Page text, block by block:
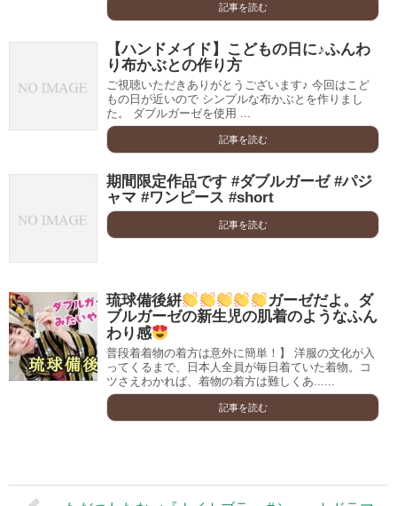
記事を読む
【ハンドメイド】こどもの日に♪ふんわ
り布かぶとの作り方
ご視聴いただきありがとうございます♪ 今回はこど
もの日が近いので シンプルな布かぶとを作りまし
た。 ダブルガーゼを使用 ...
記事を読む
期間限定作品です #ダブルガーゼ #パジ
ャマ #ワンピース #short
記事を読む
琉球備後絣
ガーゼだよ。ダ
ブルガーゼの新生児の肌着のようなふん
わり感
普段着着物の着方は意外に簡単！】 洋服の文化が入
ってくるまで、日本人全員が毎日着ていた着物。コ
ツさえわかれば、着物の着方は難しくあ......
記事を読む